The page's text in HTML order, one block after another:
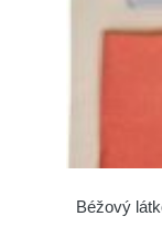
Béžový